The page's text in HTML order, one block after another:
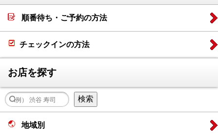
順番待ち・ご予約の方法
チェックインの方法
お店を探す
地域別